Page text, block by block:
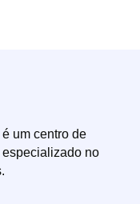
um centro de
no